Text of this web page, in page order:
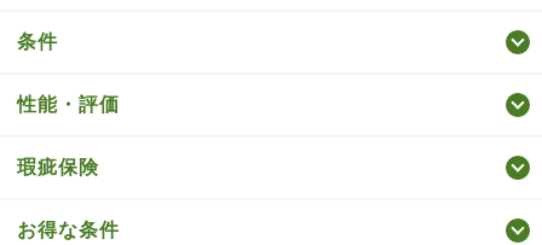
条件
性能・評価
瑕疵保険
お得な条件